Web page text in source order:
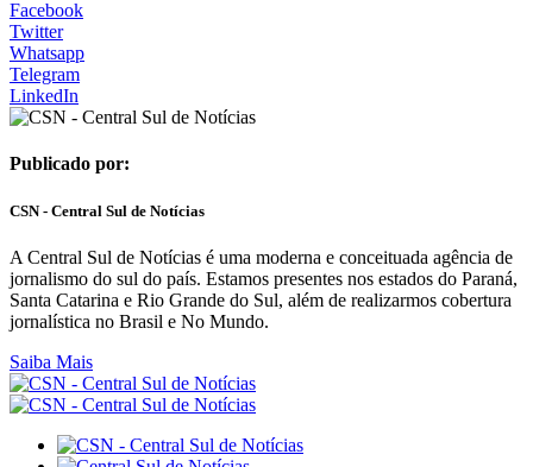
Facebook
Twitter
Whatsapp
Telegram
LinkedIn
Publicado por:
CSN - Central Sul de Notícias
A Central Sul de Notícias é uma moderna e conceituada agência de
jornalismo do sul do país. Estamos presentes nos estados do Paraná,
Santa Catarina e Rio Grande do Sul, além de realizarmos cobertura
jornalística no Brasil e No Mundo.
Saiba Mais